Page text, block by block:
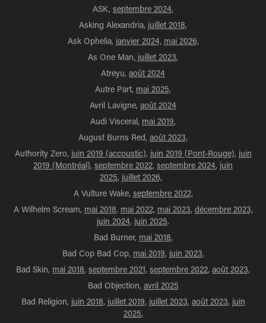
ASK, septembre 2024,
Asking Alexandria, juillet 2018,
Ask Ophelia, janvier 2024, mai 2026,
As One Man, juillet 2023,
Atreyu, août 2024
Autre Part, mai 2025,
Avril Lavigne, août 2024
Audi Visceral, mai 2019,
August Burns Red, août 2023,
Authority Zero, juin 2019 (accoustic), juin 2019 (Pont-Rouge), juin
2019 (Montréal), septembre 2022, septembre 2024, juin
2025, juillet 2026,
A Vulture Wake, septembre 2022,
A Wilhelm Scream, mai 2018, mai 2022, mai 2023, décembre 2023,
juin 2024, juin 2025.
Bad Burner, mai 2018,
Bad Cop Bad Cop, mai 2019, juin 2023,
Bad Skin, mai 2018, septembre 2021, septembre 2022, août 2023,
Bad Objection, avril 2025
Bad Religion, juin 2018, juillet 2019, juillet 2023, août 2023, juin
2025,